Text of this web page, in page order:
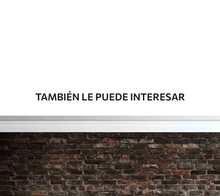
Vinilo Premium
1266.67$760.00/m²
Peel and Stick
1533.33$920.00/m²
TAMBIÉN LE PUEDE INTERESAR